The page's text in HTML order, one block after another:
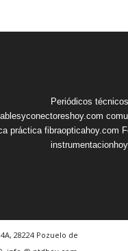
Periódicos
práctica fibraopticahoy.com
28224 Pozuelo de